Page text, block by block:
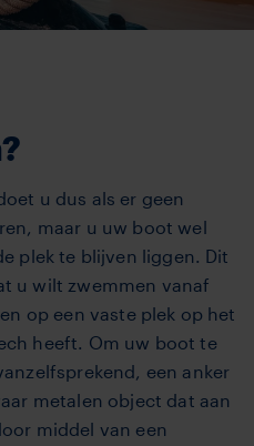
u dus als er geen
maar u uw boot wel
plek te blijven liggen. Dit
u wilt zwemmen vanaf
op een vaste plek op het
heeft. Om uw boot te
een anker
metalen object dat aan
middel van een